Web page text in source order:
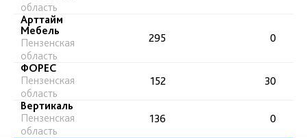
область
Арттайм
Мебель
Пензенская
область
295 0
ФОРЕС
Пензенская
область
152
30
Вертикаль
Пензенская
область
136 0